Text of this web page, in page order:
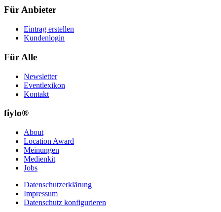
Für Anbieter
Eintrag erstellen
Kundenlogin
Für Alle
Newsletter
Eventlexikon
Kontakt
fiylo®
About
Location Award
Meinungen
Medienkit
Jobs
Datenschutzerklärung
Impressum
Datenschutz konfigurieren